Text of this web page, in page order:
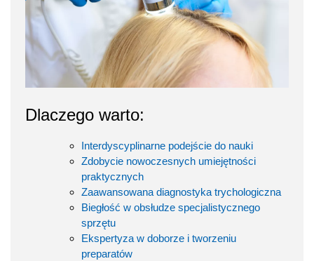
Dlaczego warto:
Interdyscyplinarne podejście do nauki
Zdobycie nowoczesnych umiejętności
praktycznych
Zaawansowana diagnostyka trychologiczna
Biegłość w obsłudze specjalistycznego
sprzętu
Ekspertyza w doborze i tworzeniu
preparatów